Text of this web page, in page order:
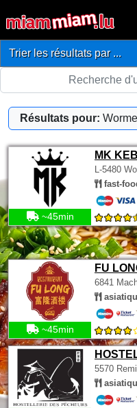
Résultats pour:
MK
L-5480
fast-
~45min
FU
6841
~45min
5570